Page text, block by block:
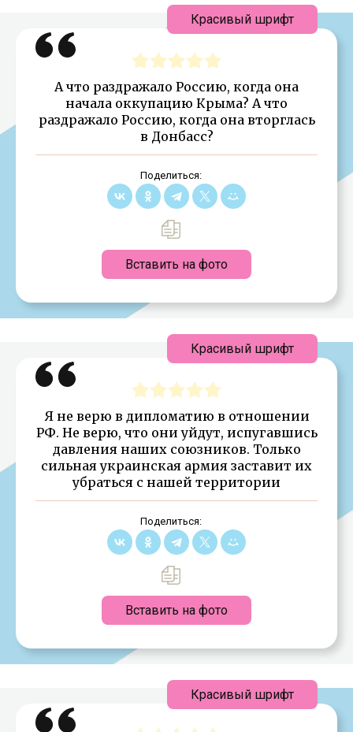
А что раздражало Россию, когда она
начала оккупацию Крыма? А что
раздражало Россию, когда она вторглась
в Донбасс?
Поделиться:
Вставить на фото
Красивый шрифт
Я не верю в дипломатию в отношении
РФ. Не верю, что они уйдут, испугавшись
давления наших союзников. Только
сильная украинская армия заставит их
убраться с нашей территории
Поделиться:
Вставить на фото
Красивый шрифт
Красивый шрифт